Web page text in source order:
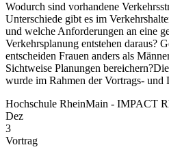
Wodurch sind vorhandene
Unterschiede gibt es im
und welche Anforderungen an eine
Verkehrsplanung entstehen daraus?
entscheiden Frauen anders als
Sichtweise Planungen
wurde im Rahmen der Vortrags- und
Hochschule RheinMain - IMPACT
Dez
3
Vortrag